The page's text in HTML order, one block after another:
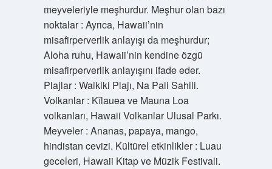
meyveleriyle meşhurdur. Meşhur olan bazı
noktalar : Ayrıca, Hawaii’nin
misafirperverlik anlayışı da meşhurdur;
Aloha ruhu, Hawaii’nin kendine özgü
misafirperverlik anlayışını ifade eder.
Plajlar : Waikiki Plajı, Na Pali Sahili.
Volkanlar : Kīlauea ve Mauna Loa
volkanları, Hawaii Volkanlar Ulusal Parkı.
Meyveler : Ananas, papaya, mango,
hindistan cevizi. Kültürel etkinlikler : Luau
geceleri, Hawaii Kitap ve Müzik Festivali.